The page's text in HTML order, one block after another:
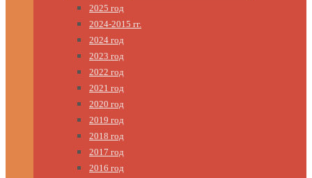
2025 год
2024-2015 гг.
2024 год
2023 год
2022 год
2021 год
2020 год
2019 год
2018 год
2017 год
2016 год